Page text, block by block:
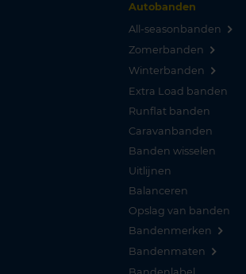
Autobanden
All-seasonbanden
Zomerbanden
Winterbanden
Extra Load banden
Runflat banden
Caravanbanden
Banden wisselen
Uitlijnen
Balanceren
Opslag van banden
Bandenmerken
Bandenmaten